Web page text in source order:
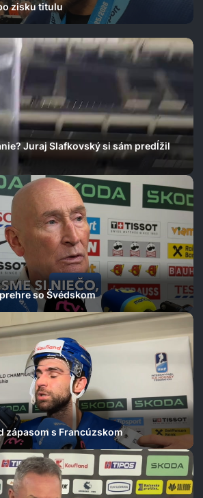
zisku titulu
Juraj Slafkovský si sám predĺžil
so Švédskom
zápasom s Francúzskom